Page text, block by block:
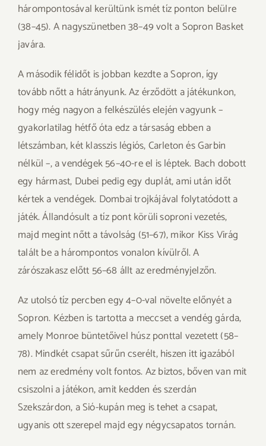
hárompontosával kerültünk ismét tíz ponton belülre
(38–45). A nagyszünetben 38–49 volt a Sopron Basket
javára.
A második félidőt is jobban kezdte a Sopron, így
tovább nőtt a hátrányunk. Az érződött a játékunkon,
hogy még nagyon a felkészülés elején vagyunk –
gyakorlatilag hétfő óta edz a társaság ebben a
létszámban, két klasszis légiós, Carleton és Garbin
nélkül –, a vendégek 56–40-re el is léptek. Bach dobott
egy hármast, Dubei pedig egy duplát, ami után időt
kértek a vendégek. Dombai trojkájával folytatódott a
játék. Állandósult a tíz pont körüli soproni vezetés,
majd megint nőtt a távolság (51–67), mikor Kiss Virág
talált be a hárompontos vonalon kívülről. A
zárószakasz előtt 56–68 állt az eredményjelzőn.
Az utolsó tíz percben egy 4–0-val növelte előnyét a
Sopron. Kézben is tartotta a meccset a vendég gárda,
amely Monroe büntetőivel húsz ponttal vezetett (58–
78). Mindkét csapat sűrűn cserélt, hiszen itt igazából
nem az eredmény volt fontos. Az biztos, bőven van mit
csiszolni a játékon, amit kedden és szerdán
Szekszárdon, a Sió-kupán meg is tehet a csapat,
ugyanis ott szerepel majd egy négycsapatos tornán.